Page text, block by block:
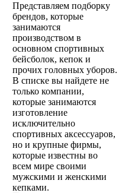
Представляем подборку
брендов, которые
занимаются
производством в
основном спортивных
бейсболок, кепок и
прочих головных уборов.
В списке вы найдете не
только компании,
которые занимаются
изготовление
исключительно
спортивных аксессуаров,
но и крупные фирмы,
которые известны во
всем мире своими
мужскими и женскими
кепками.